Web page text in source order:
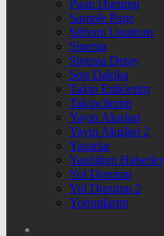
Puan Durumu
Sample Page
Şifremi Unuttum
Sinema
Sinema Detay
Son Dakika
Takip Ettiklerim
Takipçilerim
Yayın Akışları
Yayın Akışları 2
Yazarlar
Yazdığım Haberler
Yol Durumu
Yol Durumu 2
Yorumlarım